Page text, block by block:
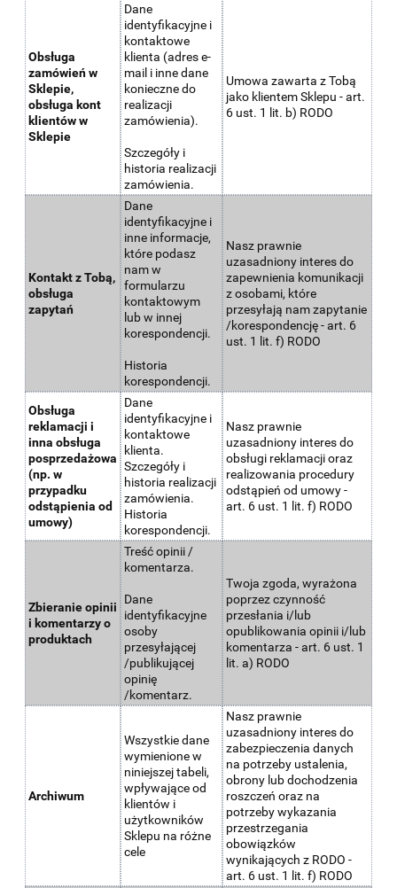
Obsługa
zamówień w
Sklepie,
obsługa kont
klientów w
Sklepie
Dane
identyfikacyjne i
kontaktowe
klienta (adres e-
mail i inne dane
konieczne do
realizacji
zamówienia).
Szczegóły i
historia realizacji
zamówienia.
Umowa zawarta z Tobą
jako klientem Sklepu - art.
6 ust. 1 lit. b) RODO
Kontakt z Tobą,
obsługa
zapytań
Dane
identyfikacyjne i
inne informacje,
które podasz
nam w
formularzu
kontaktowym
lub w innej
korespondencji.
Historia
korespondencji.
Nasz prawnie
uzasadniony interes do
zapewnienia komunikacji
z osobami, które
przesyłają nam zapytanie
/korespondencję - art. 6
ust. 1 lit. f) RODO
Obsługa
reklamacji i
inna obsługa
posprzedażowa
(np. w
przypadku
odstąpienia od
umowy)
Dane
identyfikacyjne i
kontaktowe
klienta.
Szczegóły i
historia realizacji
zamówienia.
Historia
korespondencji.
Nasz prawnie
uzasadniony interes do
obsługi reklamacji oraz
realizowania procedury
odstąpień od umowy -
art. 6 ust. 1 lit. f) RODO
Zbieranie opinii
i komentarzy o
produktach
Treść opinii /
komentarza.
Dane
identyfikacyjne
osoby
przesyłającej
/publikującej
opinię
/komentarz.
Twoja zgoda, wyrażona
poprzez czynność
przesłania i/lub
opublikowania opinii i/lub
komentarza - art. 6 ust. 1
lit. a) RODO
Archiwum
Wszystkie dane
wymienione w
niniejszej tabeli,
wpływające od
klientów i
użytkowników
Sklepu na różne
cele
Nasz prawnie
uzasadniony interes do
zabezpieczenia danych
na potrzeby ustalenia,
obrony lub dochodzenia
roszczeń oraz na
potrzeby wykazania
przestrzegania
obowiązków
wynikających z RODO -
art. 6 ust. 1 lit. f) RODO